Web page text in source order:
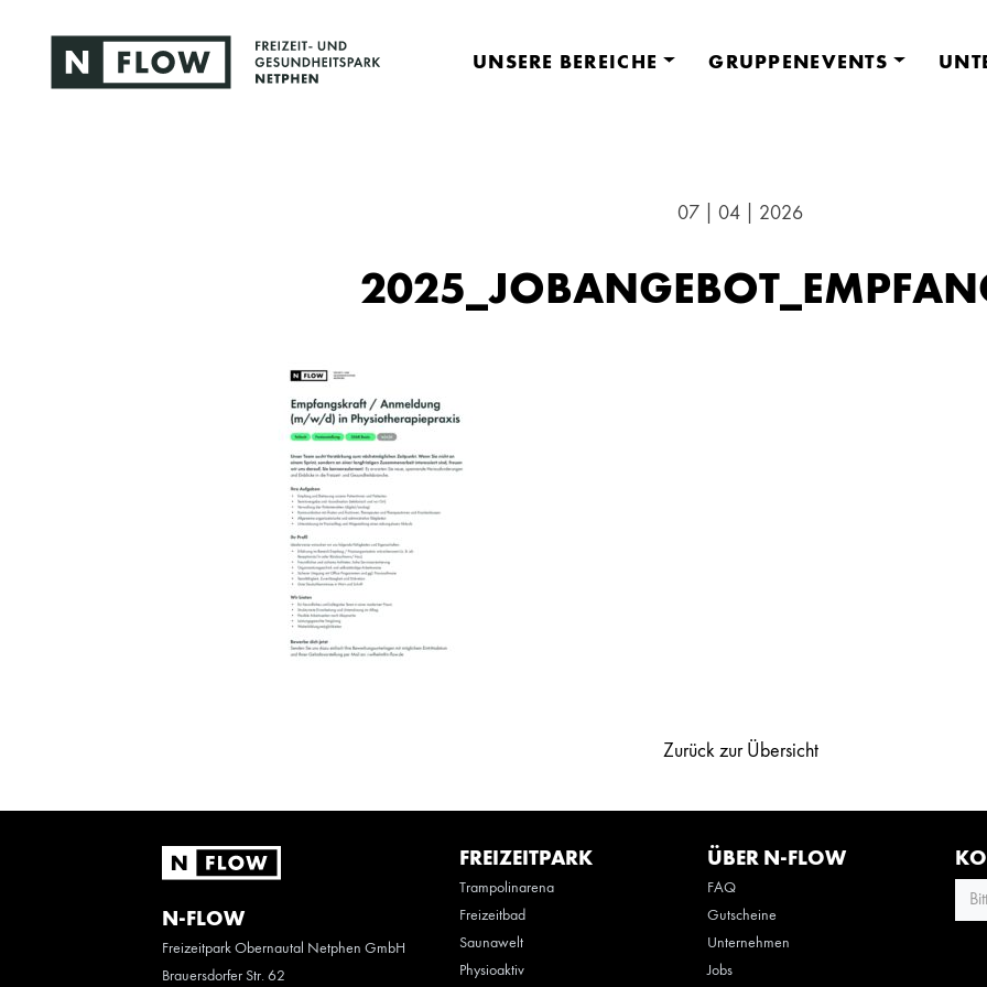
UNSERE BEREICHE GRUPPENEVENTS
07 | 04 | 2026
Zurück zur Übersicht
N-FLOW
Freizeitpark Obernautal Netphen GmbH
Brauersdorfer Str. 62
FREIZEITPARK
Trampolinarena
Freizeitbad
Saunawelt
Physioaktiv
ÜBER N-FLOW
FAQ
Gutscheine
Unternehmen
Jobs